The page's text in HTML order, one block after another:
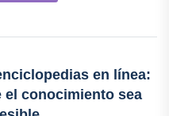
en línea:
el conocimiento sea